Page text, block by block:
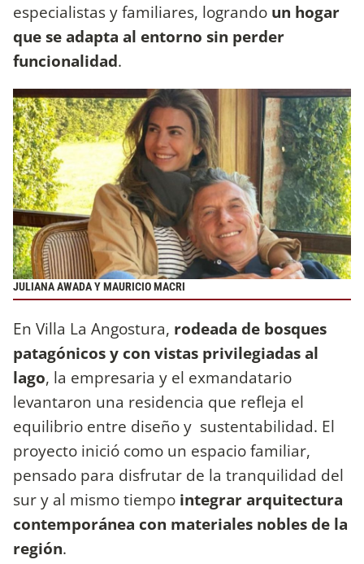
especialistas y familiares, logrando un hogar
que se adapta al entorno sin perder
funcionalidad.
JULIANA AWADA Y MAURICIO MACRI
En Villa La Angostura, rodeada de bosques
patagónicos y con vistas privilegiadas al
lago, la empresaria y el exmandatario
levantaron una residencia que refleja el
equilibrio entre diseño y sustentabilidad. El
proyecto inició como un espacio familiar,
pensado para disfrutar de la tranquilidad del
sur y al mismo tiempo integrar arquitectura
contemporánea con materiales nobles de la
región.